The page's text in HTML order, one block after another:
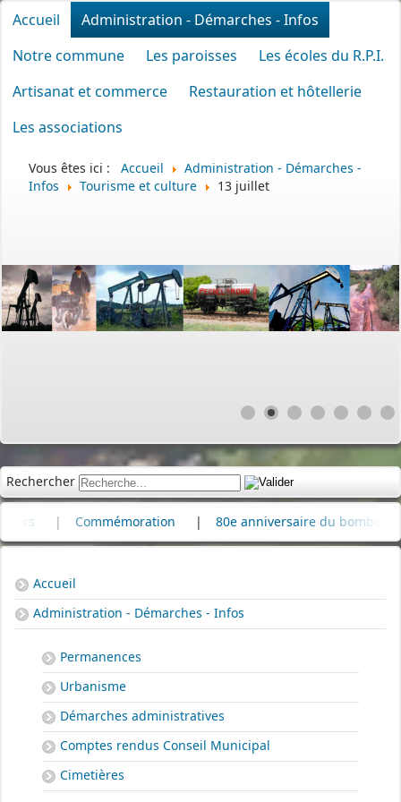
Accueil
Administration - Démarches - Infos
Notre commune
Les paroisses
Les écoles du R.P.I.
Artisanat et commerce
Restauration et hôtellerie
Les associations
Vous êtes ici : Accueil
Administration - Démarches -
Infos
Tourisme et culture 13 juillet
Rechercher
Commémoration | 80e anniversaire du bombardement
Accueil
Administration - Démarches - Infos
Permanences
Urbanisme
Démarches administratives
Comptes rendus Conseil Municipal
Cimetières